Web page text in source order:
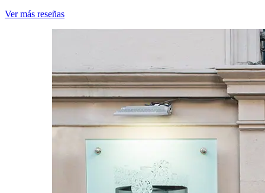
Ver más reseñas